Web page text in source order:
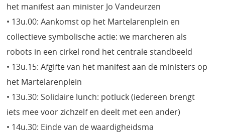
het manifest aan minister Jo Vandeurzen
• 13u.00: Aankomst op het Martelarenplein en
collectieve symbolische actie: we marcheren als
robots in een cirkel rond het centrale standbeeld
• 13u.15: Afgifte van het manifest aan de ministers op
het Martelarenplein
• 13u.30: Solidaire lunch: potluck (iedereen brengt
iets mee voor zichzelf en deelt met een ander)
• 14u.30: Einde van de waardigheidsma